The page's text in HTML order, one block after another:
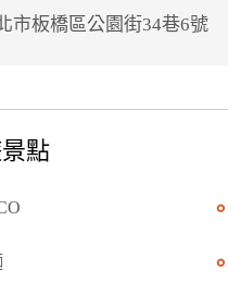
板橋區公園街34巷6號
點